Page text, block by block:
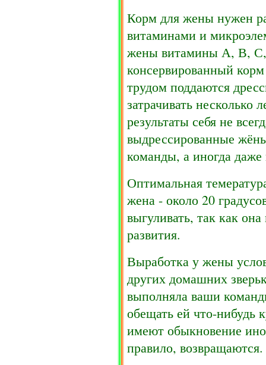
Корм для жены нужен
витаминами и
жены витамины А, В,
консервированный
трудом поддаются
затрачивать несколько
результаты себя не
выдрессированные
команды, а иногда
Оптимальная
жена - около 20
выгуливать, так как
развития.
Выработка у жены
других домашних
выполняла ваши
обещать ей что-
имеют обыкновение
правило, возвращаются.